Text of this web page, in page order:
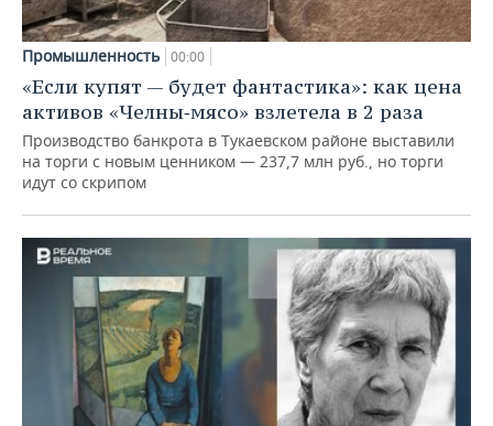
Промышленность 00:00
«Если купят — будет фантастика»: как цена
активов «Челны‑мясо» взлетела в 2 раза
Производство банкрота в Тукаевском районе выставили
на торги с новым ценником — 237,7 млн руб., но торги
идут со скрипом